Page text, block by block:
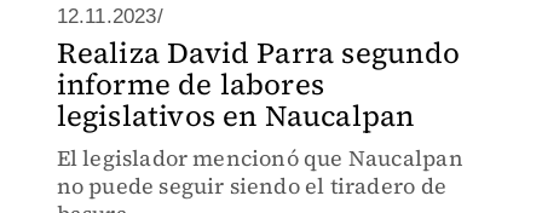
12.11.2023/
Realiza David Parra segundo
informe de labores
legislativos en Naucalpan
El legislador mencionó que Naucalpan
no puede seguir siendo el tiradero de